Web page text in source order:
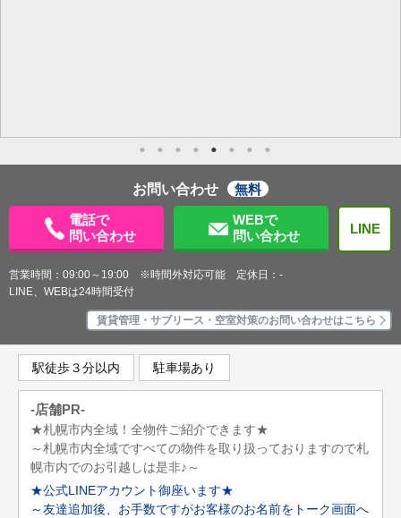
お問い合わせ
無料
電話で
問い合わせ
WEBで
問い合わせ
LINE
営業時間：09:00～19:00 ※時間外対応可能 定休日：-
LINE、WEBは24時間受付
賃貸管理・サブリース・空室対策のお問い合わせはこちら
駅徒歩３分以内 駐車場あり
-店舗PR-
★札幌市内全域！全物件ご紹介できます★
～札幌市内全域ですべての物件を取り扱っておりますので札
幌市内でのお引越しは是非♪～
★公式LINEアカウント御座います★
～友達追加後、お手数ですがお客様のお名前をトーク画面へ